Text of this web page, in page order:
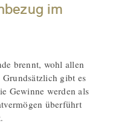
im
brennt, wohl allen
gibt es
Gewinne werden als
überführt